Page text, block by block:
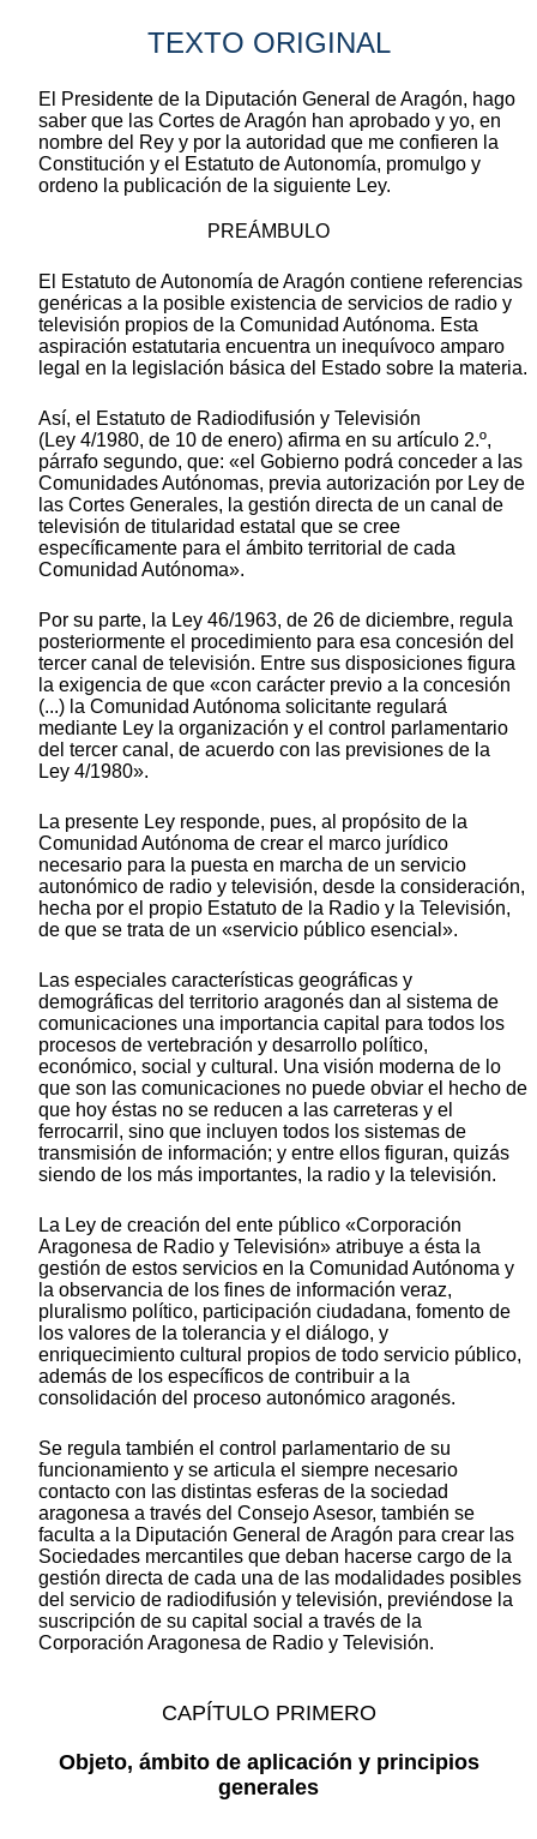
TEXTO ORIGINAL
El Presidente de la Diputación General de Aragón, hago
saber que las Cortes de Aragón han aprobado y yo, en
nombre del Rey y por la autoridad que me confieren la
Constitución y el Estatuto de Autonomía, promulgo y
ordeno la publicación de la siguiente Ley.
PREÁMBULO
El Estatuto de Autonomía de Aragón contiene referencias
genéricas a la posible existencia de servicios de radio y
televisión propios de la Comunidad Autónoma. Esta
aspiración estatutaria encuentra un inequívoco amparo
legal en la legislación básica del Estado sobre la materia.
Así, el Estatuto de Radiodifusión y Televisión
(Ley 4/1980, de 10 de enero) afirma en su artículo 2.º,
párrafo segundo, que: «el Gobierno podrá conceder a las
Comunidades Autónomas, previa autorización por Ley de
las Cortes Generales, la gestión directa de un canal de
televisión de titularidad estatal que se cree
específicamente para el ámbito territorial de cada
Comunidad Autónoma».
Por su parte, la Ley 46/1963, de 26 de diciembre, regula
posteriormente el procedimiento para esa concesión del
tercer canal de televisión. Entre sus disposiciones figura
la exigencia de que «con carácter previo a la concesión
(...) la Comunidad Autónoma solicitante regulará
mediante Ley la organización y el control parlamentario
del tercer canal, de acuerdo con las previsiones de la
Ley 4/1980».
La presente Ley responde, pues, al propósito de la
Comunidad Autónoma de crear el marco jurídico
necesario para la puesta en marcha de un servicio
autonómico de radio y televisión, desde la consideración,
hecha por el propio Estatuto de la Radio y la Televisión,
de que se trata de un «servicio público esencial».
Las especiales características geográficas y
demográficas del territorio aragonés dan al sistema de
comunicaciones una importancia capital para todos los
procesos de vertebración y desarrollo político,
económico, social y cultural. Una visión moderna de lo
que son las comunicaciones no puede obviar el hecho de
que hoy éstas no se reducen a las carreteras y el
ferrocarril, sino que incluyen todos los sistemas de
transmisión de información; y entre ellos figuran, quizás
siendo de los más importantes, la radio y la televisión.
La Ley de creación del ente público «Corporación
Aragonesa de Radio y Televisión» atribuye a ésta la
gestión de estos servicios en la Comunidad Autónoma y
la observancia de los fines de información veraz,
pluralismo político, participación ciudadana, fomento de
los valores de la tolerancia y el diálogo, y
enriquecimiento cultural propios de todo servicio público,
además de los específicos de contribuir a la
consolidación del proceso autonómico aragonés.
Se regula también el control parlamentario de su
funcionamiento y se articula el siempre necesario
contacto con las distintas esferas de la sociedad
aragonesa a través del Consejo Asesor, también se
faculta a la Diputación General de Aragón para crear las
Sociedades mercantiles que deban hacerse cargo de la
gestión directa de cada una de las modalidades posibles
del servicio de radiodifusión y televisión, previéndose la
suscripción de su capital social a través de la
Corporación Aragonesa de Radio y Televisión.
CAPÍTULO PRIMERO
Objeto, ámbito de aplicación y principios
generales